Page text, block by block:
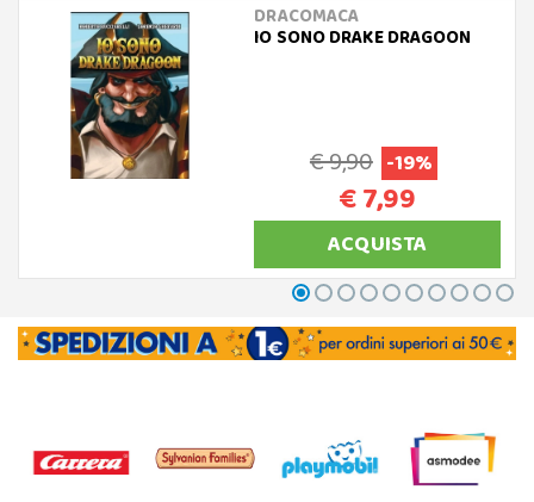
DRACOMACA
IO SONO DRAKE DRAGOON
€ 9,90 -19%
€ 7,99
ACQUISTA